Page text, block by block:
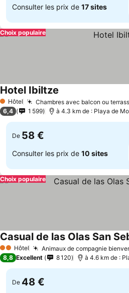
Consulter les prix de 17 sites
Choix populaire
1 Étoiles
Hôtel Chambres avec balcon ou
Hotel Ibiltze
6,4 1 599 à 4.3 km de : Playa de
De 58 €
Consulter les prix de 10 sites
Choix populaire
2 Étoiles
Hôtel
Casual de las Olas San
8,8 Excellent 8 120 à 4.6 km de :
De 48 €